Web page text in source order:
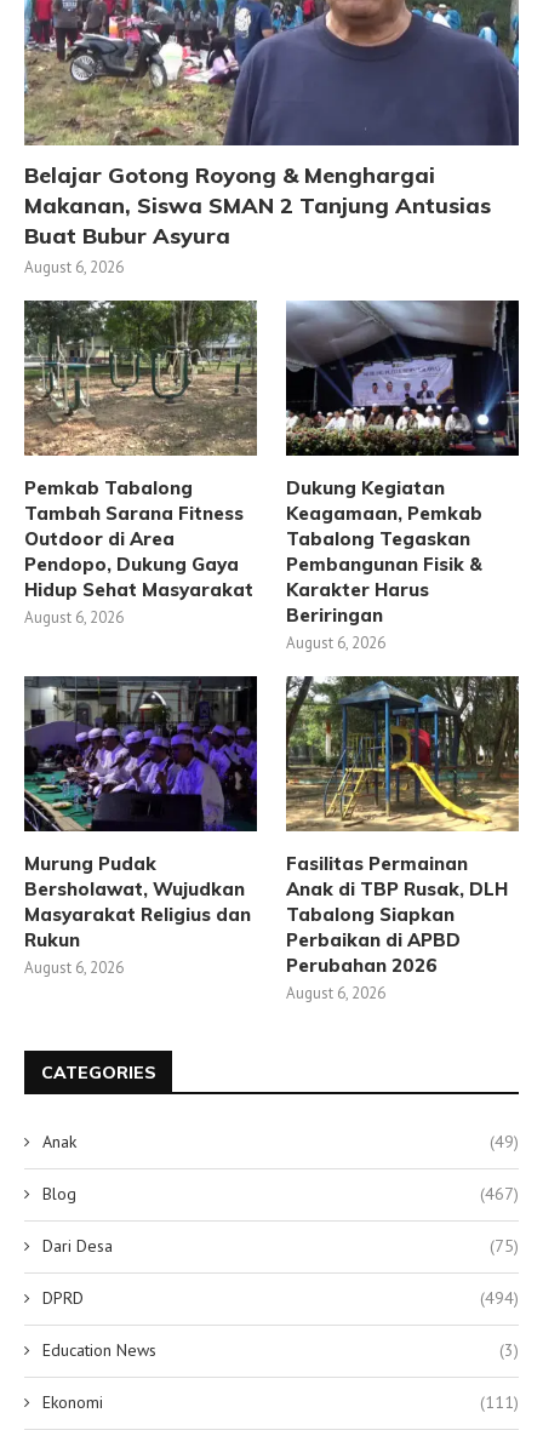
Belajar Gotong Royong & Menghargai
Makanan, Siswa SMAN 2 Tanjung Antusias
Buat Bubur Asyura
August 6, 2026
Pemkab Tabalong
Tambah Sarana Fitness
Outdoor di Area
Pendopo, Dukung Gaya
Hidup Sehat Masyarakat
August 6, 2026
Dukung Kegiatan
Keagamaan, Pemkab
Tabalong Tegaskan
Pembangunan Fisik &
Karakter Harus
Beriringan
August 6, 2026
Murung Pudak
Bersholawat, Wujudkan
Masyarakat Religius dan
Rukun
August 6, 2026
Fasilitas Permainan
Anak di TBP Rusak, DLH
Tabalong Siapkan
Perbaikan di APBD
Perubahan 2026
August 6, 2026
CATEGORIES
Anak (49)
Blog (467)
Dari Desa (75)
DPRD (494)
Education News (3)
Ekonomi (111)